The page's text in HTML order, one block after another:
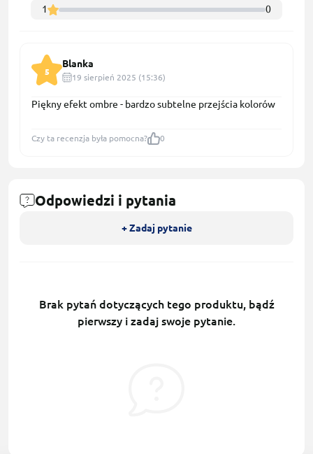
1 0
5
Blanka
19 sierpień 2025 (15:36)
Piękny efekt ombre - bardzo subtelne przejścia kolorów
Czy ta recenzja była pomocna? 0
Odpowiedzi i pytania
+ Zadaj pytanie
Brak pytań dotyczących tego produktu, bądź
pierwszy i zadaj swoje pytanie.